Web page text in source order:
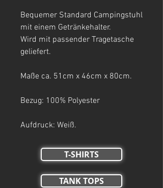
Bequemer Standard Campingstuhl
mit einem Getränkehalter.
Wird mit passender Tragetasche
geliefert.
Maße ca. 51cm x 46cm x 80cm.
Bezug: 100% Polyester
Aufdruck: Weiß.
T-SHIRTS
TANK TOPS